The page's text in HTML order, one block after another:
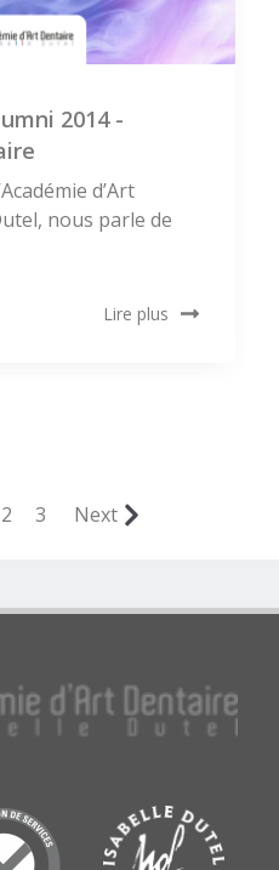
2014 -
d’Art
nous parle de
Lire plus
2 3 Next